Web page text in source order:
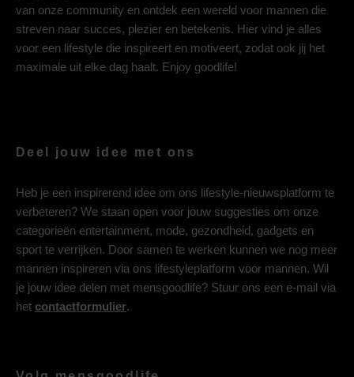
van onze community en ontdek een wereld voor mannen die
streven naar succes, plezier en betekenis. Hier vind je alles
voor een lifestyle die inspireert en motiveert, zodat ook jij het
maximale uit elke dag haalt. Enjoy goodlife!
Deel jouw idee met ons
Heb je een inspirerend idee om ons lifestyle-nieuwsplatform te
verbeteren? We staan open voor jouw suggesties om onze
categorieën entertainment, mode, gezondheid, gadgets en
sport te verrijken. Door samen te werken kunnen we nog meer
mannen inspireren via ons lifestyleplatform voor mannen. Wil
je jouw idee delen met mensgoodlife? Stuur ons een e-mail via
het contactformulier.